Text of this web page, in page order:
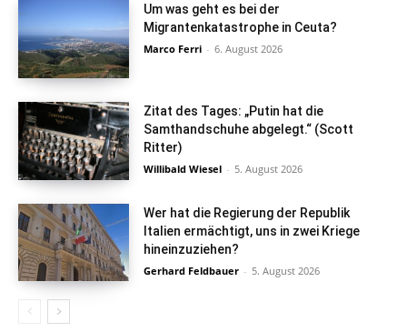
Um was geht es bei der
Migrantenkatastrophe in Ceuta?
Marco Ferri - 6. August 2026
Zitat des Tages: „Putin hat die
Samthandschuhe abgelegt.“ (Scott
Ritter)
Willibald Wiesel - 5. August 2026
Wer hat die Regierung der Republik
Italien ermächtigt, uns in zwei Kriege
hineinzuziehen?
Gerhard Feldbauer - 5. August 2026